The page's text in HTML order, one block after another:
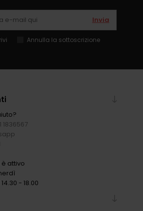
Invia
Annulla la sottoscrizione
1836567
è attivo
- 18.00